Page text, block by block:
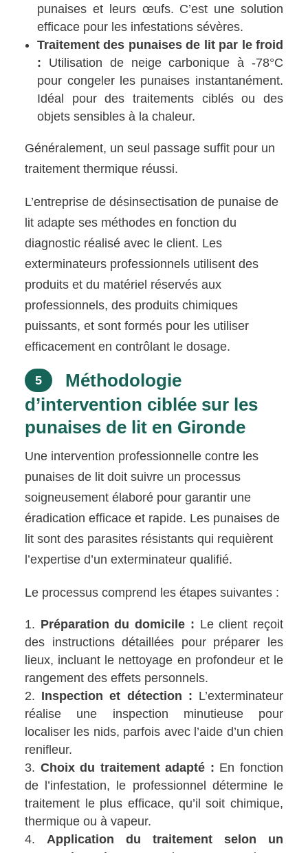
punaises et leurs œufs. C’est une solution
efficace pour les infestations sévères.
Traitement des punaises de lit par le froid
: Utilisation de neige carbonique à -78°C
pour congeler les punaises instantanément.
Idéal pour des traitements ciblés ou des
objets sensibles à la chaleur.
Généralement, un seul passage suffit pour un
traitement thermique réussi.
L’entreprise de désinsectisation de punaise de
lit adapte ses méthodes en fonction du
diagnostic réalisé avec le client. Les
exterminateurs professionnels utilisent des
produits et du matériel réservés aux
professionnels, des produits chimiques
puissants, et sont formés pour les utiliser
efficacement en contrôlant le dosage.
5
Méthodologie
d’intervention ciblée sur les
punaises de lit en Gironde
Une intervention professionnelle contre les
punaises de lit doit suivre un processus
soigneusement élaboré pour garantir une
éradication efficace et rapide. Les punaises de
lit sont des parasites résistants qui requièrent
l’expertise d’un exterminateur qualifié.
Le processus comprend les étapes suivantes :
Préparation du domicile : Le client reçoit
des instructions détaillées pour préparer les
lieux, incluant le nettoyage en profondeur et le
rangement des effets personnels.
Inspection et détection : L’exterminateur
réalise une inspection minutieuse pour
localiser les nids, parfois avec l’aide d’un chien
renifleur.
Choix du traitement adapté : En fonction
de l’infestation, le professionnel détermine le
traitement le plus efficace, qu’il soit chimique,
thermique ou à vapeur.
Application du traitement selon un